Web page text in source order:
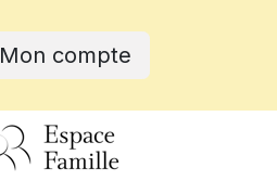
Mon compte